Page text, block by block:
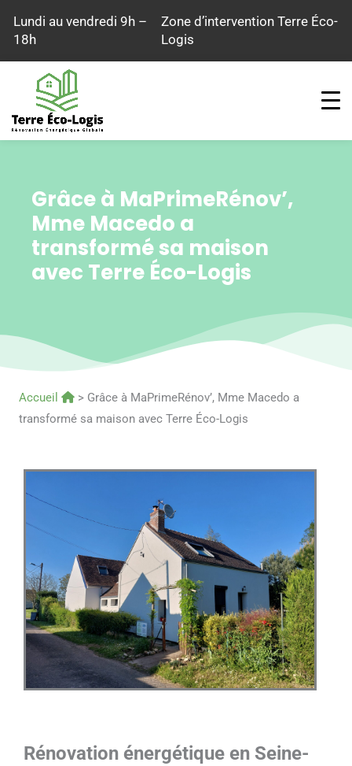
Lundi au vendredi 9h –
18h
Zone d’intervention Terre Éco-
Logis
Grâce à MaPrimeRénov’,
Mme Macedo a
transformé sa maison
avec Terre Éco-Logis
Accueil > Grâce à MaPrimeRénov’, Mme Macedo a
transformé sa maison avec Terre Éco-Logis
Rénovation énergétique en Seine-